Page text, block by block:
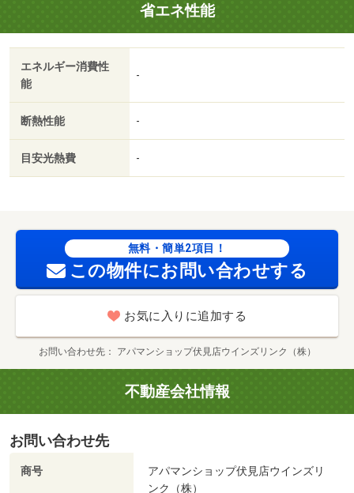
ト 石田森東店（コンビニ）まで８００ｍ／京都中央信用
金庫 石田支店（銀行）まで８００ｍ／武田総合病院（病
院）まで８５０ｍ／サンディ 醍醐店（スーパー）まで９
００ｍ／コーナン六地蔵店（ホームセンター）まで１８０
０ｍ／京阪宇治線六地蔵駅徒歩１８分/賃貸戸数:36戸
省エネ性能
エネルギー消費性
能
-
断熱性能 -
目安光熱費 -
無料・簡単2項目！
この物件にお問い合わせする
お気に入りに追加する
お問い合わせ先 アパマンショップ伏見店ウインズリンク（株）
不動産会社情報
お問い合わせ先
商号
アパマンショップ伏見店ウインズリ
ンク（株）